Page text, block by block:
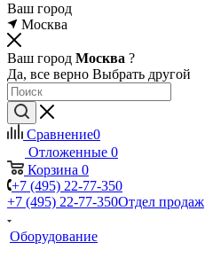
Ваш город
Москва
Ваш город Москва ?
Да, все верно Выбрать другой
Сравнение0
Отложенные 0
Корзина 0
+7 (495) 22-77-350
+7 (495) 22-77-350Отдел продаж
Оборудование